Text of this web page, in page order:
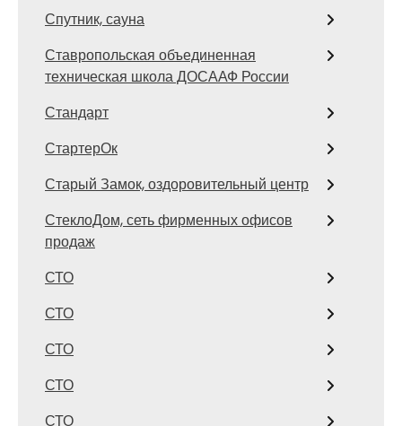
Спутник, сауна
Ставропольская объединенная
техническая школа ДОСААФ России
Стандарт
СтартерОк
Старый Замок, оздоровительный центр
СтеклоДом, сеть фирменных офисов
продаж
СТО
СТО
СТО
СТО
СТО